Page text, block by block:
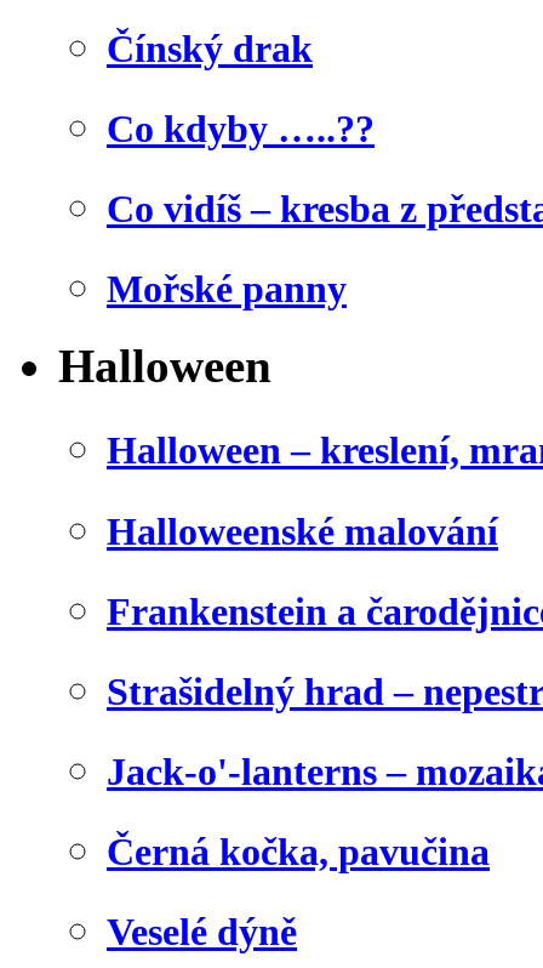
Čínský drak
Co kdyby …..??
Co vidíš – kresba z
Mořské panny
Halloween
Halloween – kreslení,
Halloweenské malování
Frankenstein a
Strašidelný hrad –
Jack-o'-lanterns –
Černá kočka, pavučina
Veselé dýně